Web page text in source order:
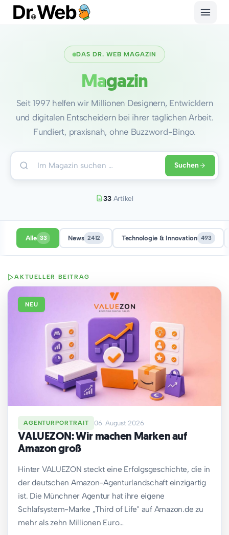
DAS DR. WEB MAGAZIN
Magazin
Seit 1997 helfen wir Millionen Designern, Entwicklern
und digitalen Entscheidern bei ihrer täglichen Arbeit.
Fundiert, praxisnah, ohne Buzzword-Bingo.
Suchen
33Artikel
Alle 33 News 2412 Technologie & Innovation 493
AKTUELLER BEITRAG
NEU
AGENTURPORTRAIT 06. August 2026
VALUEZON: Wir machen Marken auf
Amazon groß
Hinter VALUEZON steckt eine Erfolgsgeschichte, die in
der deutschen Amazon-Agenturlandschaft einzigartig
ist. Die Münchner Agentur hat ihre eigene
Schlafsystem-Marke „Third of Life" auf Amazon.de zu
mehr als zehn Millionen Euro…